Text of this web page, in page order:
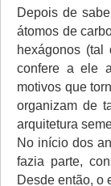
Depois de
átomos de
hexágonos (tal
confere a ele
motivos que
organizam de
arquitetura
No início dos
fazia parte,
Desde então, o